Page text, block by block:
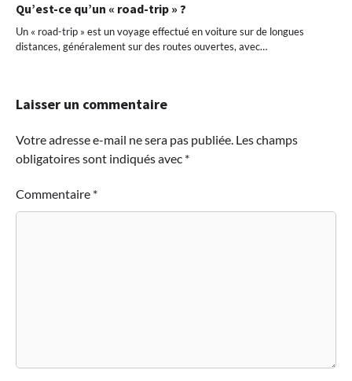
Qu’est-ce qu’un « road-trip » ?
Un « road-trip » est un voyage effectué en voiture sur de longues
distances, généralement sur des routes ouvertes, avec…
Laisser un commentaire
Votre adresse e-mail ne sera pas publiée. Les champs
obligatoires sont indiqués avec *
Commentaire *